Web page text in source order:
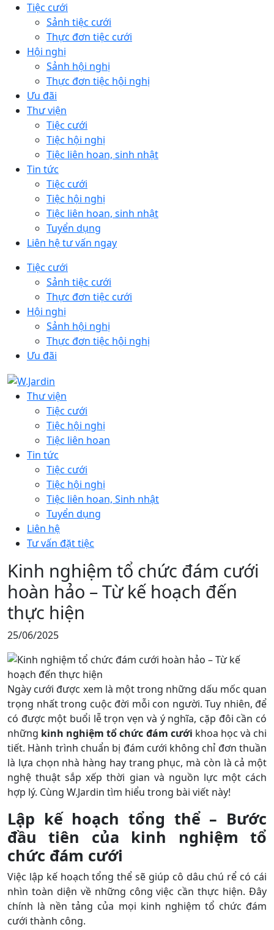
Tiệc cưới
Sảnh tiệc cưới
Thực đơn tiệc cưới
Hội nghị
Sảnh hội nghị
Thực đơn tiệc hội nghị
Ưu đãi
Thư viện
Tiệc cưới
Tiệc hội nghị
Tiệc liên hoan, sinh nhật
Tin tức
Tiệc cưới
Tiệc hội nghị
Tiệc liên hoan, sinh nhật
Tuyển dụng
Liên hệ tư vấn ngay
Tiệc cưới
Sảnh tiệc cưới
Thực đơn tiệc cưới
Hội nghị
Sảnh hội nghị
Thực đơn tiệc hội nghị
Ưu đãi
Thư viện
Tiệc cưới
Tiệc hội nghị
Tiệc liên hoan
Tin tức
Tiệc cưới
Tiệc hội nghị
Tiệc liên hoan, Sinh nhật
Tuyển dụng
Liên hệ
Tư vấn đặt tiệc
Kinh nghiệm tổ chức đám cưới
hoàn hảo – Từ kế hoạch đến
thực hiện
25/06/2025
Ngày cưới được xem là một trong những dấu mốc quan
trọng nhất trong cuộc đời mỗi con người. Tuy nhiên, để
có được một buổi lễ trọn vẹn và ý nghĩa, cặp đôi cần có
những kinh nghiệm tổ chức đám cưới khoa học và chi
tiết. Hành trình chuẩn bị đám cưới không chỉ đơn thuần
là lựa chọn nhà hàng hay trang phục, mà còn là cả một
nghệ thuật sắp xếp thời gian và nguồn lực một cách
hợp lý. Cùng W.Jardin tìm hiểu trong bài viết này!
Lập kế hoạch tổng thể – Bước
đầu tiên của kinh nghiệm tổ
chức đám cưới
Việc lập kế hoạch tổng thể sẽ giúp cô dâu chú rể có cái
nhìn toàn diện về những công việc cần thực hiện. Đây
chính là nền tảng của mọi kinh nghiệm tổ chức đám
cưới thành công.